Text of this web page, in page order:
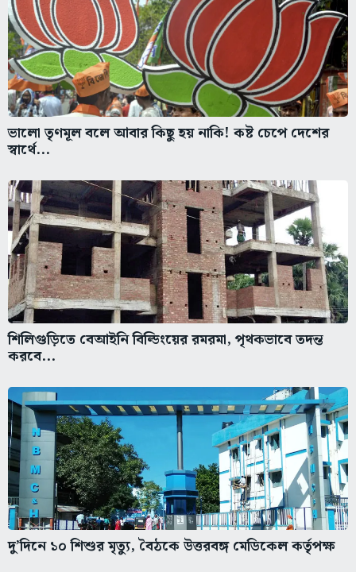
ভালো তৃণমূল বলে আবার কিছু হয় নাকি! কষ্ট চেপে দেশের
স্বার্থে...
শিলিগুড়িতে বেআইনি বিল্ডিংয়ের রমরমা, পৃথকভাবে তদন্ত
করবে...
দু’দিনে ১০ শিশুর মৃত্যু, বৈঠকে উত্তরবঙ্গ মেডিকেল কর্তৃপক্ষ